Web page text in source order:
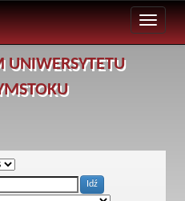
UNIWERSYTETU